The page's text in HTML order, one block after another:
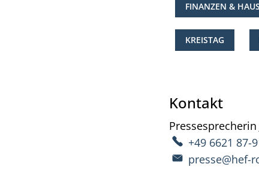
FINANZEN &
KREISTAG
Kontakt
Pressesprecherin
+49 6621 87-
presse@hef-